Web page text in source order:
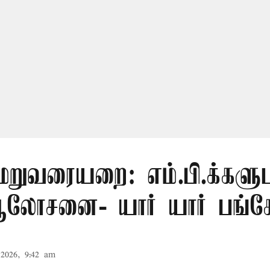
யார் யார்
9:42 am